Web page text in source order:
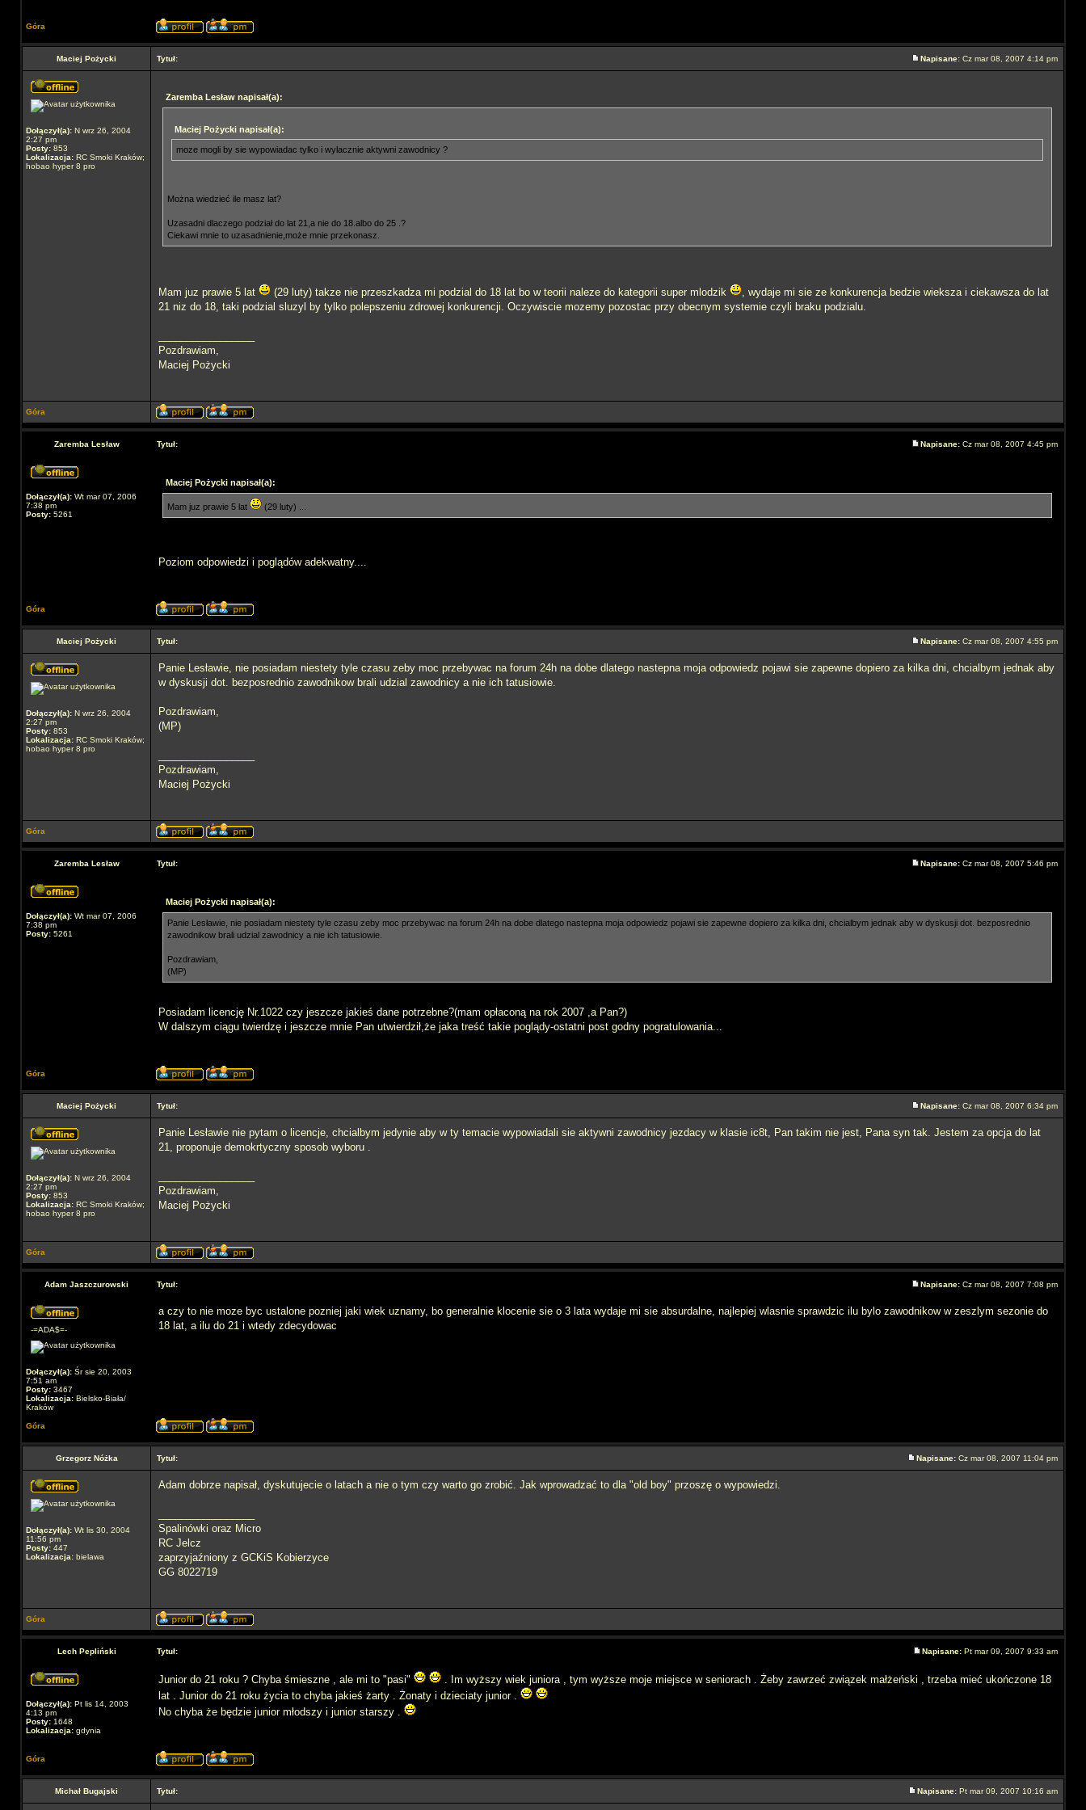
Góra
Maciej Pożycki Tytuł: Napisane: Cz mar 08, 2007 4:14 pm
Dołączył(a): N wrz 26, 2004
2:27 pm
Posty: 853
Lokalizacja: RC Smoki Kraków;
hobao hyper 8 pro
Zaremba Lesław napisał(a):
Maciej Pożycki napisał(a):
moze mogli by sie wypowiadac tylko i wylacznie aktywni zawodnicy ?
Można wiedzieć ile masz lat?
Uzasadni dlaczego podział do lat 21,a nie do 18.albo do 25 .?
Ciekawi mnie to uzasadnienie,może mnie przekonasz.
Mam juz prawie 5 lat (29 luty) takze nie przeszkadza mi podzial do 18 lat bo w teorii naleze do kategorii super mlodzik
, wydaje mi sie ze konkurencja bedzie wieksza i ciekawsza do lat
21 niz do 18, taki podzial sluzyl by tylko polepszeniu zdrowej konkurencji. Oczywiscie mozemy pozostac przy obecnym systemie czyli braku podzialu.
Pozdrawiam,
Maciej Pożycki
Góra
Zaremba Lesław Tytuł: Napisane: Cz mar 08, 2007 4:45 pm
Dołączył(a): Wt mar 07, 2006
7:38 pm
Posty: 5261
Maciej Pożycki napisał(a):
Mam juz prawie 5 lat (29 luty) ...
Poziom odpowiedzi i poglądów adekwatny....
Góra
Maciej Pożycki Tytuł: Napisane: Cz mar 08, 2007 4:55 pm
Dołączył(a): N wrz 26, 2004
2:27 pm
Posty: 853
Lokalizacja: RC Smoki Kraków;
hobao hyper 8 pro
Panie Lesławie, nie posiadam niestety tyle czasu zeby moc przebywac na forum 24h na dobe dlatego nastepna moja odpowiedz pojawi sie zapewne dopiero za kilka dni, chcialbym jednak aby
w dyskusji dot. bezposrednio zawodnikow brali udzial zawodnicy a nie ich tatusiowie.
Pozdrawiam,
(MP)
Pozdrawiam,
Maciej Pożycki
Góra
Zaremba Lesław Tytuł: Napisane: Cz mar 08, 2007 5:46 pm
Dołączył(a): Wt mar 07, 2006
7:38 pm
Posty: 5261
Maciej Pożycki napisał(a):
Panie Lesławie, nie posiadam niestety tyle czasu zeby moc przebywac na forum 24h na dobe dlatego nastepna moja odpowiedz pojawi sie zapewne dopiero za kilka dni, chcialbym jednak aby w dyskusji dot. bezposrednio
zawodnikow brali udzial zawodnicy a nie ich tatusiowie.
Pozdrawiam,
(MP)
Posiadam licencję Nr.1022 czy jeszcze jakieś dane potrzebne?(mam opłaconą na rok 2007 ,a Pan?)
W dalszym ciągu twierdzę i jeszcze mnie Pan utwierdził,że jaka treść takie poglądy-ostatni post godny pogratulowania...
Góra
Maciej Pożycki Tytuł: Napisane: Cz mar 08, 2007 6:34 pm
Dołączył(a): N wrz 26, 2004
2:27 pm
Posty: 853
Lokalizacja: RC Smoki Kraków;
hobao hyper 8 pro
Panie Lesławie nie pytam o licencje, chcialbym jedynie aby w ty temacie wypowiadali sie aktywni zawodnicy jezdacy w klasie ic8t, Pan takim nie jest, Pana syn tak. Jestem za opcja do lat
21, proponuje demokrtyczny sposob wyboru .
Pozdrawiam,
Maciej Pożycki
Góra
Adam Jaszczurowski Tytuł: Napisane: Cz mar 08, 2007 7:08 pm
-=ADA$=-
Dołączył(a): Śr sie 20, 2003
7:51 am
Posty: 3467
Lokalizacja: Bielsko-Biała/
Kraków
a czy to nie moze byc ustalone pozniej jaki wiek uznamy, bo generalnie klocenie sie o 3 lata wydaje mi sie absurdalne, najlepiej wlasnie sprawdzic ilu bylo zawodnikow w zeszlym sezonie do
18 lat, a ilu do 21 i wtedy zdecydowac
Góra
Grzegorz Nóżka Tytuł: Napisane: Cz mar 08, 2007 11:04 pm
Dołączył(a): Wt lis 30, 2004
11:56 pm
Posty: 447
Lokalizacja: bielawa
Adam dobrze napisał, dyskutujecie o latach a nie o tym czy warto go zrobić. Jak wprowadzać to dla "old boy" przoszę o wypowiedzi.
Spalinówki oraz Micro
RC Jelcz
zaprzyjaźniony z GCKiS Kobierzyce
GG 8022719
Góra
Lech Pepliński Tytuł: Napisane: Pt mar 09, 2007 9:33 am
Dołączył(a): Pt lis 14, 2003
4:13 pm
Posty: 1648
Lokalizacja: gdynia
Junior do 21 roku ? Chyba śmieszne , ale mi to "pasi"
. Im wyższy wiek juniora , tym wyższe moje miejsce w seniorach . Żeby zawrzeć związek małżeński , trzeba mieć ukończone 18
lat . Junior do 21 roku życia to chyba jakieś żarty . Żonaty i dzieciaty junior .
No chyba że będzie junior młodszy i junior starszy .
Góra
Michał Bugajski Tytuł: Napisane: Pt mar 09, 2007 10:16 am